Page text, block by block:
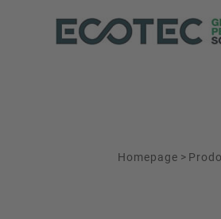
Homepage >